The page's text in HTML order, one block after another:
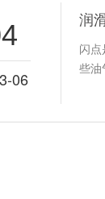
06
润
闪
些油